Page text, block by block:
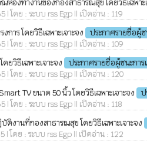
ห้องทำงานของกองสาธารณสุข โดยวิธีเฉพาะ
โดย : ระบบ rss Egp || เปิดอ่าน : 119
าร โดยวิธีเฉพาะเจาะจง
ประกาศรายชื่อผู้ช
โดย : ระบบ rss Egp || เปิดอ่าน : 109
วิธีเฉพาะเจาะจง
ประกาศรายชื่อผู้ชนะการ
โดย : ระบบ rss Egp || เปิดอ่าน : 120
TV ขนาด 50 นิ้ว โดยวิธีเฉพาะเจาะจง
ป
โดย : ระบบ rss Egp || เปิดอ่าน : 118
งานที่กองสาธารณสุข โดยวิธีเฉพาะเจาะจง
โดย : ระบบ rss Egp || เปิดอ่าน : 122